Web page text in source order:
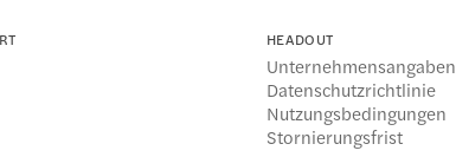
HEADOUT
Unternehmensangaben
Datenschutzrichtlinie
Nutzungsbedingungen
Stornierungsfrist